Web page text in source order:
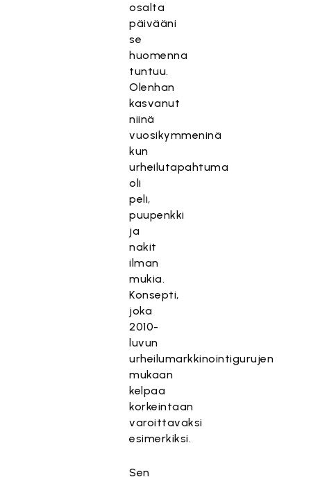
osalta
päivääni
se
huomenna
tuntuu.
Olenhan
kasvanut
niinä
vuosikymmeninä
kun
urheilutapahtuma
oli
peli,
puupenkki
ja
nakit
ilman
mukia.
Konsepti,
joka
2010-
luvun
urheilumarkkinointigurujen
mukaan
kelpaa
korkeintaan
varoittavaksi
esimerkiksi.
Sen